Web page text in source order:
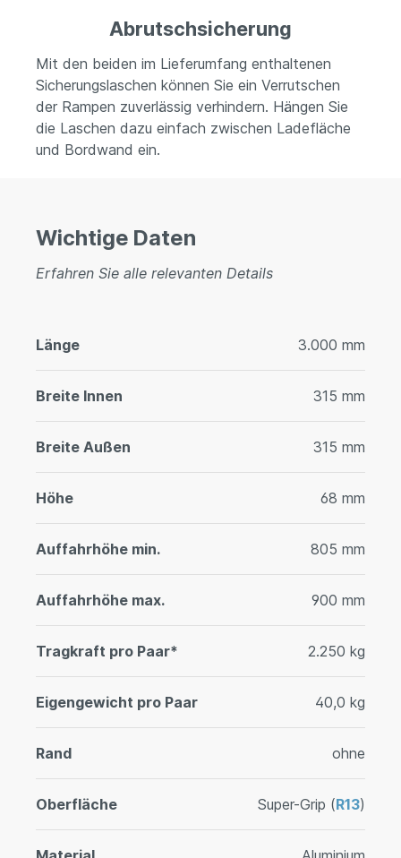
Abrutschsicherung
Mit den beiden im Lieferumfang enthaltenen
Sicherungslaschen können Sie ein Verrutschen
der Rampen zuverlässig verhindern. Hängen Sie
die Laschen dazu einfach zwischen Ladefläche
und Bordwand ein.
Wichtige Daten
Erfahren Sie alle relevanten Details
Länge 3.000 mm
Breite Innen 315 mm
Breite Außen 315 mm
Höhe 68 mm
Auffahrhöhe min. 805 mm
Auffahrhöhe max. 900 mm
Tragkraft pro Paar* 2.250 kg
Eigengewicht pro Paar 40,0 kg
Rand ohne
Oberfläche Super-Grip (R13)